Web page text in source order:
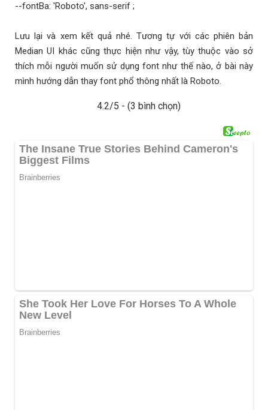
--fontBa: 'Roboto', sans-serif ;
Lưu lại và xem kết quả nhé. Tương tự với các phiên bản
Median UI khác cũng thực hiện như vậy, tùy thuộc vào sở
thích mỗi người muốn sử dụng font như thế nào, ở bài này
mình hướng dẫn thay font phổ thông nhất là Roboto.
4.2/5 - (3 bình chọn)